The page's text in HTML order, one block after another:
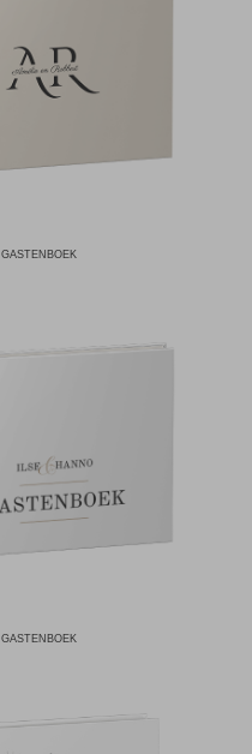
GASTENBOEK
GASTENBOEK